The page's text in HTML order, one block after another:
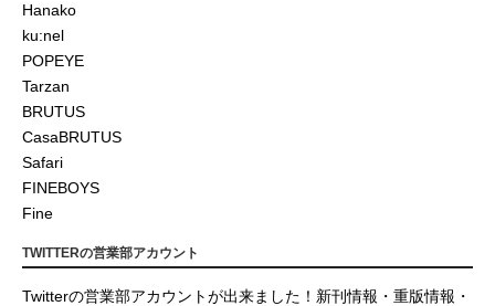
Hanako
ku:nel
POPEYE
Tarzan
BRUTUS
CasaBRUTUS
Safari
FINEBOYS
Fine
TWITTERの営業部アカウント
Twitterの営業部アカウントが出来ました！新刊情報・重版情報・